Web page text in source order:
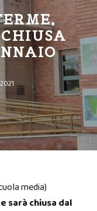
media)
sarà chiusa dal